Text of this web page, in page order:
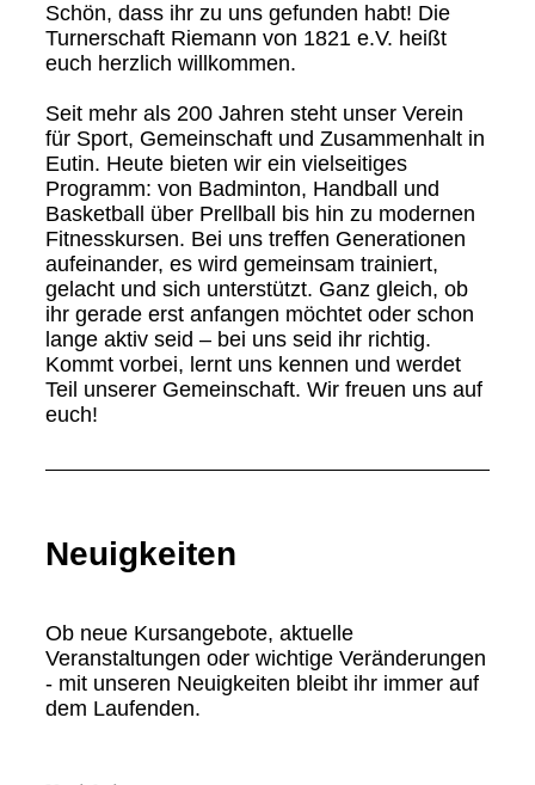
Schön, dass ihr zu uns gefunden habt! Die
Turnerschaft Riemann von 1821 e.V. heißt
euch herzlich willkommen.
Seit mehr als 200 Jahren steht unser Verein
für Sport, Gemeinschaft und Zusammenhalt in
Eutin. Heute bieten wir ein vielseitiges
Programm: von Badminton, Handball und
Basketball über Prellball bis hin zu modernen
Fitnesskursen. Bei uns treffen Generationen
aufeinander, es wird gemeinsam trainiert,
gelacht und sich unterstützt. Ganz gleich, ob
ihr gerade erst anfangen möchtet oder schon
lange aktiv seid – bei uns seid ihr richtig.
Kommt vorbei, lernt uns kennen und werdet
Teil unserer Gemeinschaft. Wir freuen uns auf
euch!
Neuigkeiten
Ob neue Kursangebote, aktuelle
Veranstaltungen oder wichtige Veränderungen
- mit unseren Neuigkeiten bleibt ihr immer auf
dem Laufenden.